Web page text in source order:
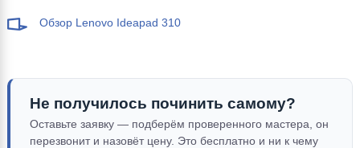
Обзор Lenovo Ideapad 310
Не получилось починить самому?
Оставьте заявку — подберём проверенного мастера, он
перезвонит и назовёт цену. Это бесплатно и ни к чему